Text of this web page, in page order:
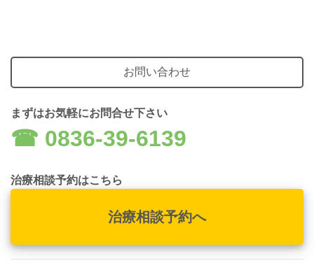
お問い合わせ
まずはお気軽にお問合せ下さい
☎︎ 0836-39-6139
治療相談予約はこちら
治療相談予約へ